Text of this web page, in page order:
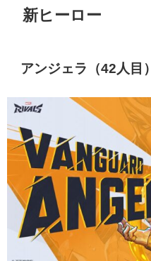
新ヒーロー
アンジェラ（42人目）